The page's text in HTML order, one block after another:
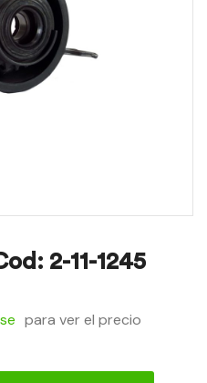
2-11-1245
para ver el precio